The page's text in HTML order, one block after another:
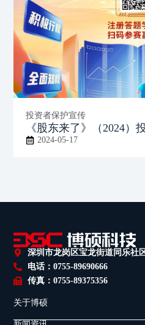
投资者保护宣传
《股东来了》（2024）
2024-05-17
深圳市龙岗区宝龙街道同乐社
电话：0755-89690666
传真：0755-89375356
关于博硕